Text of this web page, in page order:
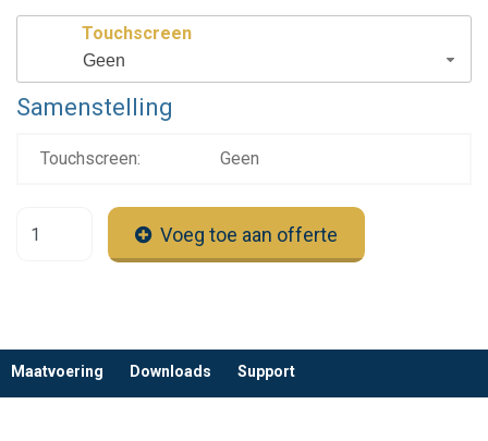
Touchscreen
Geen
Samenstelling
Touchscreen: Geen
Voeg toe aan offerte
Maatvoering Downloads Support